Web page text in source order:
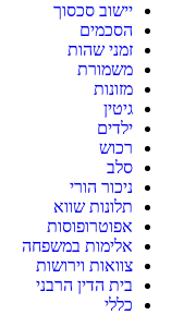
יישוב סכסוך
הסכמים
זמני שהות
משמורת
מזונות
גיטין
ילדים
רכוש
סלב
ניכור הורי
תלונות שווא
אפוטרופוסות
אלימות במשפחה
צוואות וירושות
בית הדין הרבני
כללי